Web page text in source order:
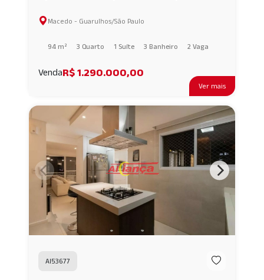
Ver mais
AI62662
Macedo - Guarulhos/São Paulo
94 m² 3 Quarto 1 Suíte 3 Banheiro 2 Vaga
VendaR$ 1.290.000,00
AI53677